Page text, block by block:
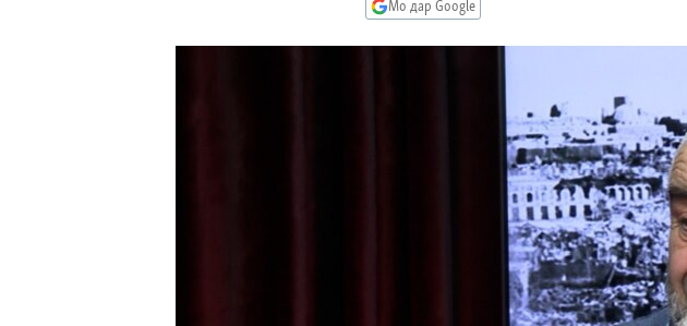
Мо дар Google